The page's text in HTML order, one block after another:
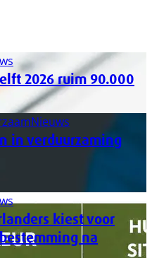
2026 ruim 90.000
Nieuws
in verduurzaming
kiest voor
na